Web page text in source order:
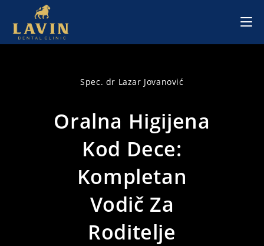
content
Spec. dr Lazar Jovanović
Oralna Higijena
Kod Dece:
Kompletan
Vodič Za
Roditelje